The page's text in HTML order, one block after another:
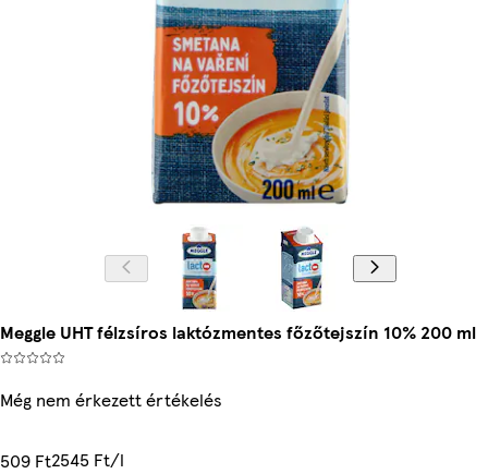
Meggle UHT félzsíros laktózmentes főzőtejszín 10% 200 ml
Még nem érkezett értékelés
509 Ft2545 Ft/l